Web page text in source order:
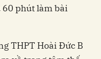
60 phút làm bài
THPT Hoài Đức B